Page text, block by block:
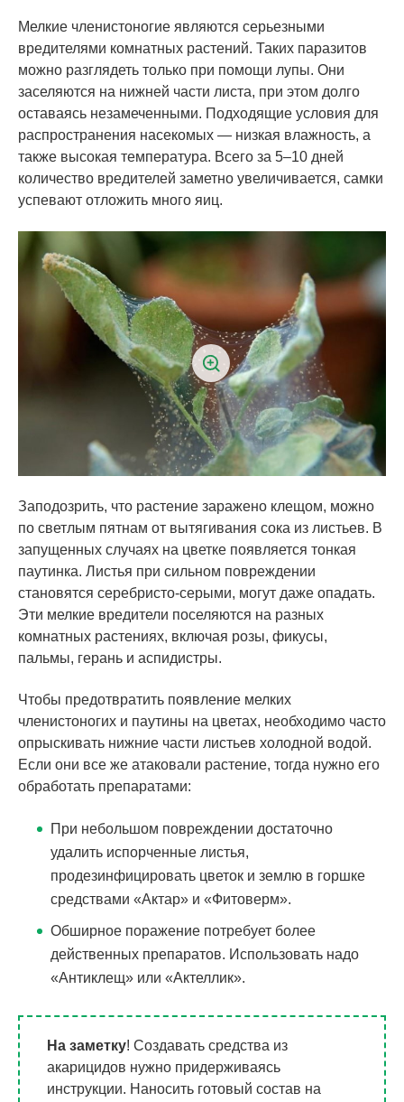
Мелкие членистоногие являются серьезными
вредителями комнатных растений. Таких паразитов
можно разглядеть только при помощи лупы. Они
заселяются на нижней части листа, при этом долго
оставаясь незамеченными. Подходящие условия для
распространения насекомых — низкая влажность, а
также высокая температура. Всего за 5–10 дней
количество вредителей заметно увеличивается, самки
успевают отложить много яиц.
Заподозрить, что растение заражено клещом, можно
по светлым пятнам от вытягивания сока из листьев. В
запущенных случаях на цветке появляется тонкая
паутинка. Листья при сильном повреждении
становятся серебристо-серыми, могут даже опадать.
Эти мелкие вредители поселяются на разных
комнатных растениях, включая розы, фикусы,
пальмы, герань и аспидистры.
Чтобы предотвратить появление мелких
членистоногих и паутины на цветах, необходимо часто
опрыскивать нижние части листьев холодной водой.
Если они все же атаковали растение, тогда нужно его
обработать препаратами:
При небольшом повреждении достаточно
удалить испорченные листья,
продезинфицировать цветок и землю в горшке
средствами «Актар» и «Фитоверм».
Обширное поражение потребует более
действенных препаратов. Использовать надо
«Антиклещ» или «Актеллик».
На заметку! Создавать средства из
акарицидов нужно придерживаясь
инструкции. Наносить готовый состав на